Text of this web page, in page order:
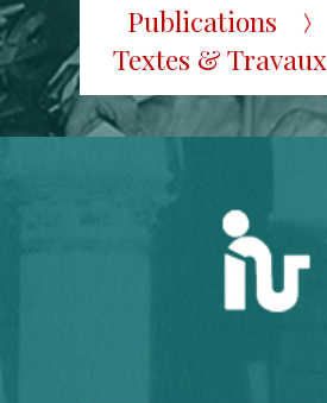
Publications
Textes & Travaux